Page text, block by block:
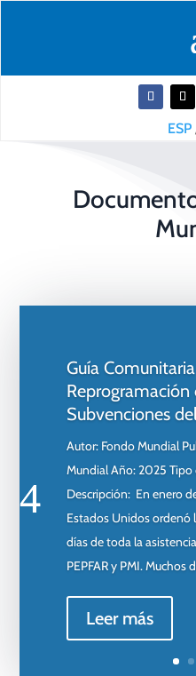
ESP
Guía
Reprogramación
Subvenciones
Autor: Fondo Mundial
Mundial Año: 2025
Descripción: En enero
Estados Unidos ordenó
días de toda la
PEPFAR y PMI. Muchos
Leer más